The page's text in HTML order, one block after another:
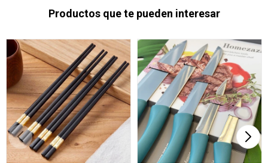
Productos que te pueden interesar